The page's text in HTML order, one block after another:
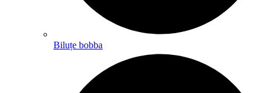
Biluțe bobba